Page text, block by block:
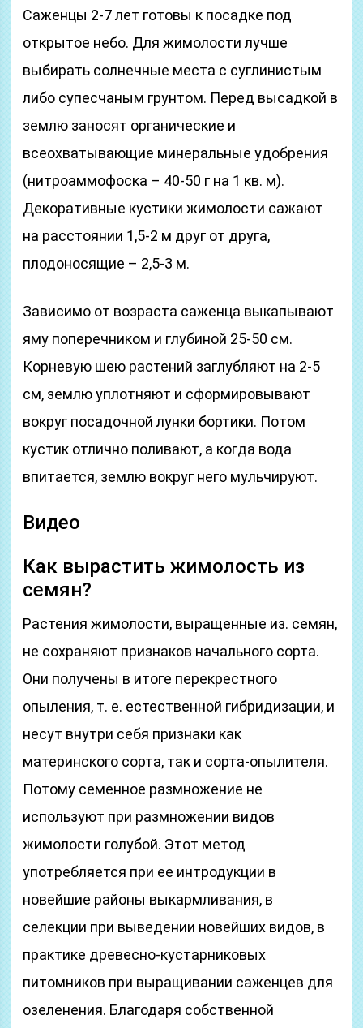
Саженцы 2-7 лет готовы к посадке под
открытое небо. Для жимолости лучше
выбирать солнечные места с суглинистым
либо супесчаным грунтом. Перед высадкой в
землю заносят органические и
всеохватывающие минеральные удобрения
(нитроаммофоска – 40-50 г на 1 кв. м).
Декоративные кустики жимолости сажают
на расстоянии 1,5-2 м друг от друга,
плодоносящие – 2,5-3 м.
Зависимо от возраста саженца выкапывают
яму поперечником и глубиной 25-50 см.
Корневую шею растений заглубляют на 2-5
см, землю уплотняют и сформировывают
вокруг посадочной лунки бортики. Потом
кустик отлично поливают, а когда вода
впитается, землю вокруг него мульчируют.
Видео
Как вырастить жимолость из
семян?
Растения жимолости, выращенные из. семян,
не сохраняют признаков начального сорта.
Они получены в итоге перекрестного
опыления, т. е. естественной гибридизации, и
несут внутри себя признаки как
материнского сорта, так и сорта-опылителя.
Потому семенное размножение не
используют при размножении видов
жимолости голубой. Этот метод
употребляется при ее интродукции в
новейшие районы выкармливания, в
селекции при выведении новейших видов, в
практике древесно-кустарниковых
питомников при выращивании саженцев для
озеленения. Благодаря собственной